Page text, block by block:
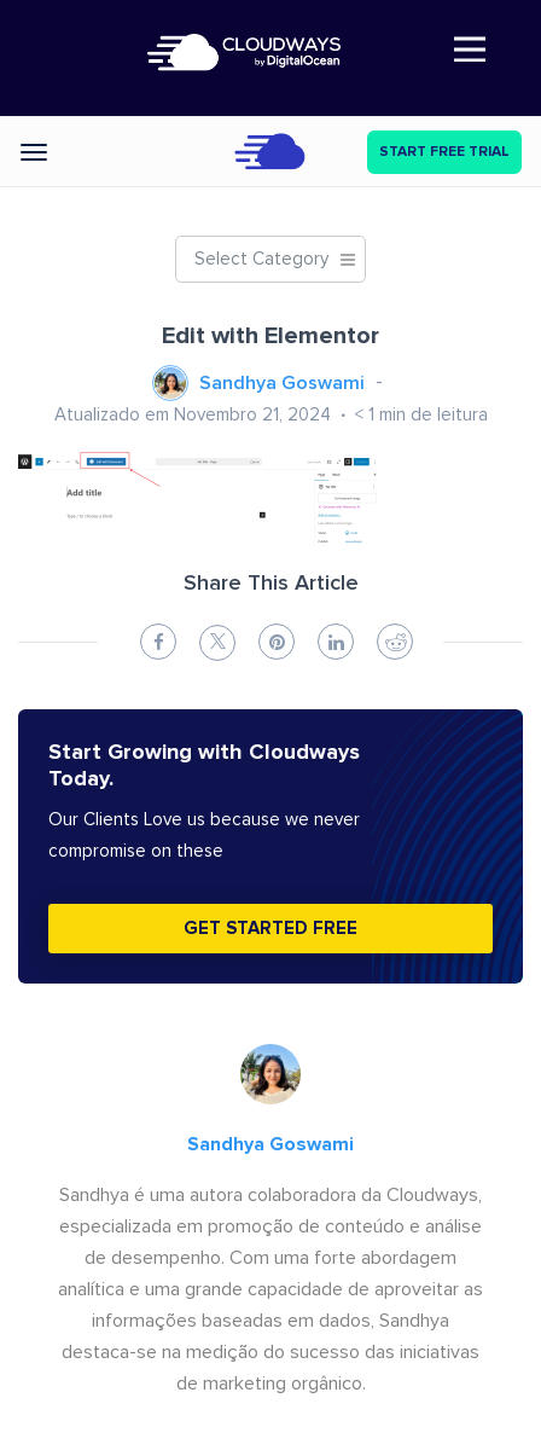
Abre a navegação
Categories START FREE TRIAL
Select Category
Edit with Elementor
Sandhya Goswami
Atualizado em Novembro 21, 2024 < 1 min de leitura
Share This Article
Start Growing with Cloudways
Today.
Our Clients Love us because we never
compromise on these
GET STARTED FREE
Sandhya Goswami
Sandhya é uma autora colaboradora da Cloudways,
especializada em promoção de conteúdo e análise
de desempenho. Com uma forte abordagem
analítica e uma grande capacidade de aproveitar as
informações baseadas em dados, Sandhya
destaca-se na medição do sucesso das iniciativas
de marketing orgânico.